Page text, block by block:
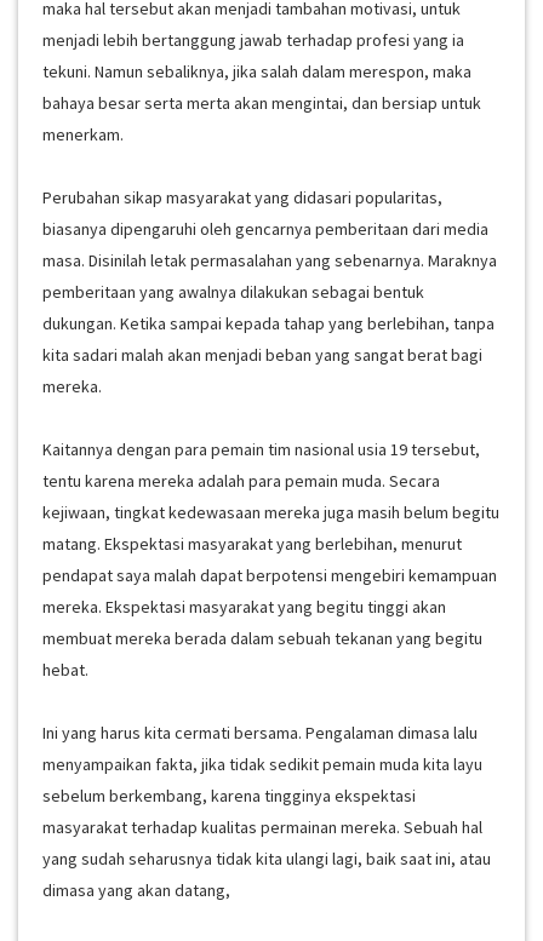
maka hal tersebut akan menjadi tambahan motivasi, untuk
menjadi lebih bertanggung jawab terhadap profesi yang ia
tekuni. Namun sebaliknya, jika salah dalam merespon, maka
bahaya besar serta merta akan mengintai, dan bersiap untuk
menerkam.
Perubahan sikap masyarakat yang didasari popularitas,
biasanya dipengaruhi oleh gencarnya pemberitaan dari media
masa. Disinilah letak permasalahan yang sebenarnya. Maraknya
pemberitaan yang awalnya dilakukan sebagai bentuk
dukungan. Ketika sampai kepada tahap yang berlebihan, tanpa
kita sadari malah akan menjadi beban yang sangat berat bagi
mereka.
Kaitannya dengan para pemain tim nasional usia 19 tersebut,
tentu karena mereka adalah para pemain muda. Secara
kejiwaan, tingkat kedewasaan mereka juga masih belum begitu
matang. Ekspektasi masyarakat yang berlebihan, menurut
pendapat saya malah dapat berpotensi mengebiri kemampuan
mereka. Ekspektasi masyarakat yang begitu tinggi akan
membuat mereka berada dalam sebuah tekanan yang begitu
hebat.
Ini yang harus kita cermati bersama. Pengalaman dimasa lalu
menyampaikan fakta, jika tidak sedikit pemain muda kita layu
sebelum berkembang, karena tingginya ekspektasi
masyarakat terhadap kualitas permainan mereka. Sebuah hal
yang sudah seharusnya tidak kita ulangi lagi, baik saat ini, atau
dimasa yang akan datang,